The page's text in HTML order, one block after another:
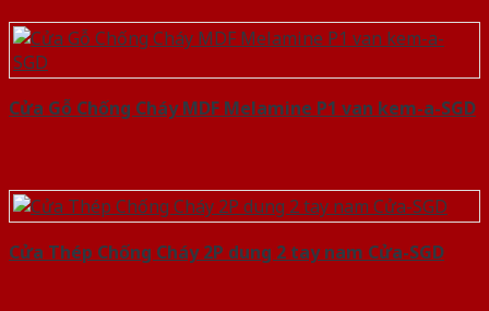
Cửa Gỗ Chống Cháy MDF Melamine P1 van kem-a-SGD
Cửa Thép Chống Cháy 2P dung 2 tay nam Cửa-SGD